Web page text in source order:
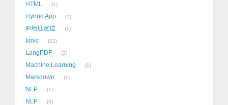
HTML 1
Hybrid App 1
IP地址定位 1
Ionic 22
LangPDF 3
Machine Learning 1
Markdown 1
NLP 1
NLP 3